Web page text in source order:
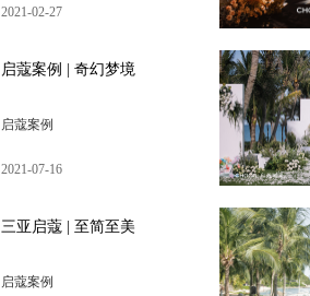
2021-02-27
启蔻案例 | 奇幻梦境
启蔻案例
2021-07-16
三亚启蔻 | 至简至美
启蔻案例